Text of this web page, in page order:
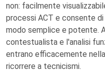
non: facilmente
processi ACT e consente
modo semplice e potente.
contestualista e l'analisi
entrano efficacemente
ricorrere a tecnicismi.